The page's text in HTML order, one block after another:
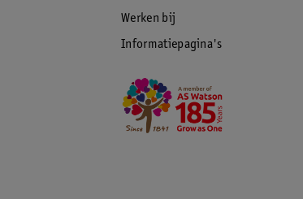
Werken bij
Informatiepagina's